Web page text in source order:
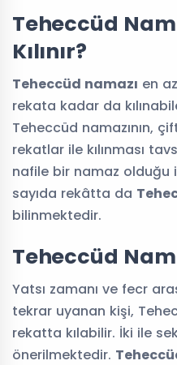
Teheccüd
Kılınır?
Teheccüd namazı en
rekata kadar da
Teheccüd namazının,
rekatlar ile kılınması
nafile bir namaz olduğu
sayıda rekâtta da
bilinmektedir.
Teheccüd
Yatsı zamanı ve fecr
tekrar uyanan kişi,
rekatta kılabilir. İki ile
önerilmektedir.